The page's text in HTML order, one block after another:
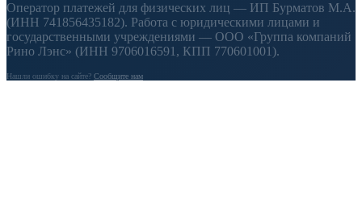
Оператор платежей для физических лиц — ИП Бурматов М.А.
(ИНН 741856435182). Работа с юридическими лицами и
государственными учреждениями — ООО «Группа компаний
Рино Лэнс» (ИНН 9706016591, КПП 770601001).
Нашли ошибку на сайте? Сообщите нам